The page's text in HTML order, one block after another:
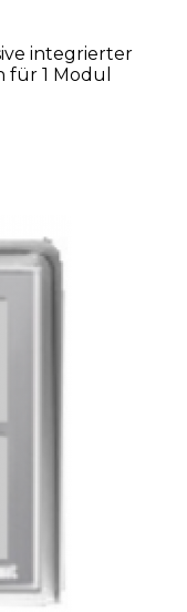
integrierter
1 Modul